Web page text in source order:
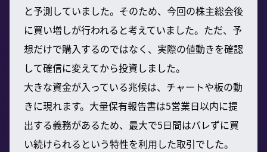
と予測していました。そのため、今回の株主総会後
に買い増しが行われると考えていました。ただ、予
想だけで購入するのではなく、実際の値動きを確認
して確信に変えてから投資しました。
大きな資金が入っている兆候は、チャートや板の動
きに現れます。大量保有報告書は5営業日以内に提
出する義務があるため、最大で5日間はバレずに買
い続けられるという特性を利用した取引でした。